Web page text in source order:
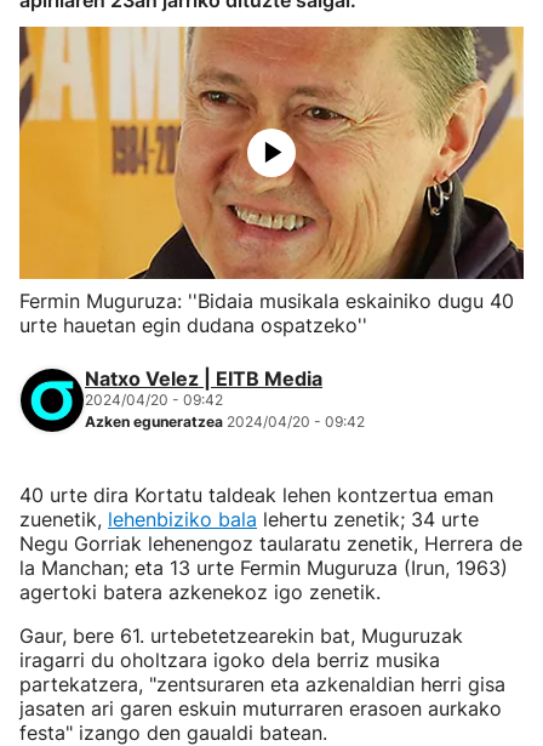
Fermin Muguruza: ''Bidaia musikala eskainiko dugu 40
urte hauetan egin dudana ospatzeko''
Natxo Velez | EITB Media
2024/04/20 - 09:42
Azken eguneratzea 2024/04/20 - 09:42
40 urte dira Kortatu taldeak lehen kontzertua eman
zuenetik, lehenbiziko bala lehertu zenetik; 34 urte
Negu Gorriak lehenengoz taularatu zenetik, Herrera de
la Manchan; eta 13 urte Fermin Muguruza (Irun, 1963)
agertoki batera azkenekoz igo zenetik.
Gaur, bere 61. urtebetetzearekin bat, Muguruzak
iragarri du oholtzara igoko dela berriz musika
partekatzera, "zentsuraren eta azkenaldian herri gisa
jasaten ari garen eskuin muturraren erasoen aurkako
festa" izango den gaualdi batean.